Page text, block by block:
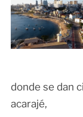
donde se dan
acarajé,